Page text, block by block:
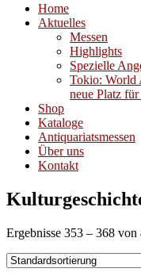
Home
Aktuelles
Messen
Highlights
Spezielle
Tokio: World
neue Platz
Shop
Kataloge
Antiquariatsmessen
Über uns
Kontakt
Ergebnisse 353 – 368